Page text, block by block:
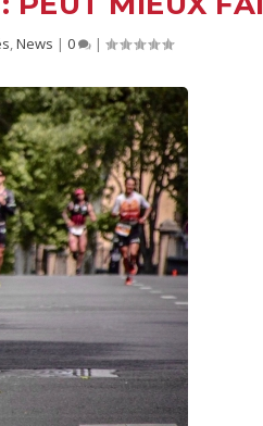
,News |0 |